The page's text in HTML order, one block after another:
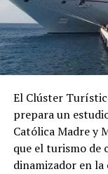
El Clúster
prepara un
Católica Madre y
que el turismo de
dinamizador en